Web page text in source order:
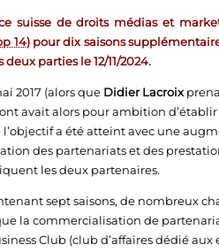
suisse de droits médias et
14) pour dix saisons
parties le 12/11/2024.
2017 (alors que Didier Lacroix
avait alors pour ambition
a été atteint avec une
des partenariats et des
les deux partenaires.
sept saisons, de nombreux
la commercialisation de
Club (club d’affaires dédié